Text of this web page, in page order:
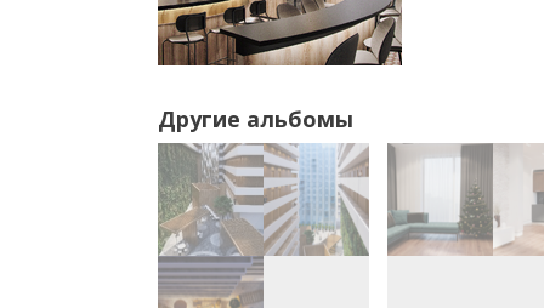
Другие альбомы